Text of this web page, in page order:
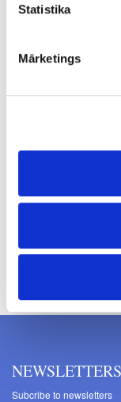
Statistika
Mārketings
Prices excluding
NEWSLETTERS
Subcribe to newsletters